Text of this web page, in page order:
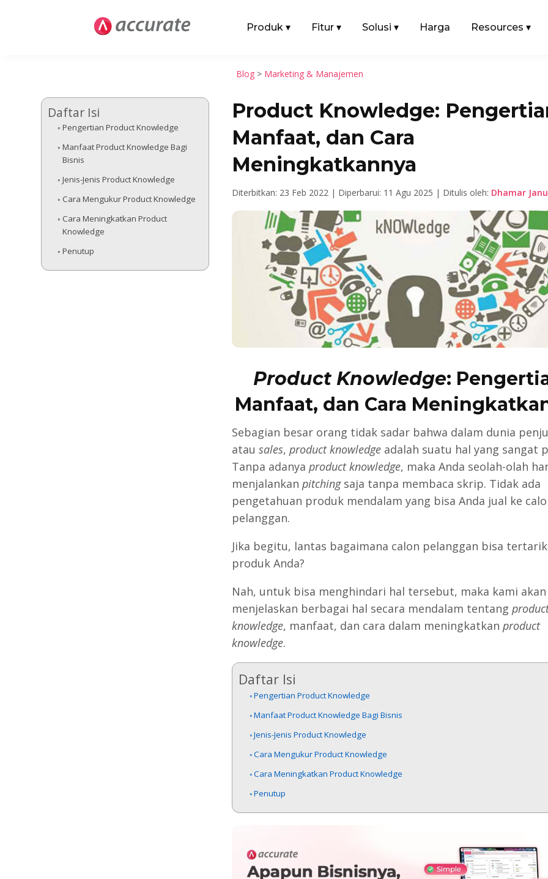
Produk ▾ Fitur ▾ Solusi ▾ Harga Resources ▾
Blog > Marketing & Manajemen
Daftar Isi
Pengertian Product Knowledge
Manfaat Product Knowledge Bagi
Bisnis
Jenis-Jenis Product Knowledge
Cara Mengukur Product Knowledge
Cara Meningkatkan Product
Knowledge
Penutup
Product Knowledge:
Manfaat, dan Cara
Meningkatkannya
Diterbitkan: 23 Feb 2022 | Diperbarui: 11 Agu 2025 | Ditulis oleh: Dhamar
Product Knowledge:
Manfaat, dan Cara
Sebagian besar orang tidak sadar bahwa dalam dunia
atau sales, product knowledge adalah suatu hal yang sangat
Tanpa adanya product knowledge, maka Anda seolah-olah
menjalankan pitchingsaja tanpa membaca skrip. Tidak ada
pengetahuan produk mendalam yang bisa Anda jual ke
pelanggan.
Jika begitu, lantas bagaimana calon pelanggan bisa
produk Anda?
Nah, untuk bisa menghindari hal tersebut, maka kami akan
menjelaskan berbagai hal secara mendalam tentang
knowledge, manfaat, dan cara dalam meningkatkan product
knowledge.
Daftar Isi
Pengertian Product Knowledge
Manfaat Product Knowledge Bagi Bisnis
Jenis-Jenis Product Knowledge
Cara Mengukur Product Knowledge
Cara Meningkatkan Product Knowledge
Penutup